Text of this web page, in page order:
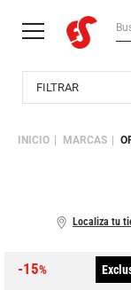
INICIO MARCAS
Localiza tu
-15%
FILTRAR